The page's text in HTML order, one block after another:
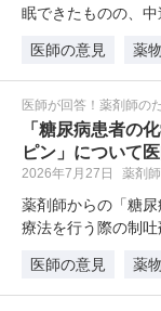
眠できたものの、中
医師の意見
薬
医師が回答！薬剤師の
「糖尿病患者の
ピン」について
2026年7月27日 薬剤
薬剤師からの「糖
療法を行う際の制吐
医師の意見
薬